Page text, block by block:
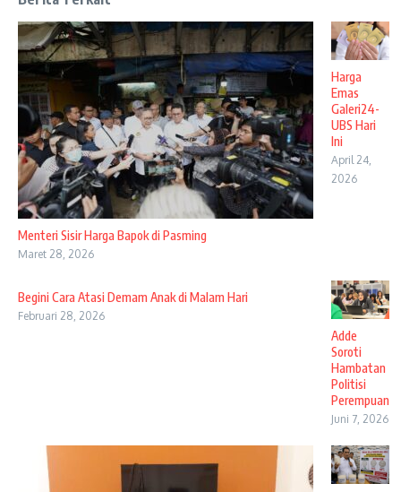
Menteri Sisir Harga Bapok di Pasming
Maret 28, 2026
Harga
Emas
Galeri24-
UBS Hari
Ini
April 24,
2026
Begini Cara Atasi Demam Anak di Malam Hari
Februari 28, 2026
Adde
Soroti
Hambatan
Politisi
Perempuan
Juni 7, 2026